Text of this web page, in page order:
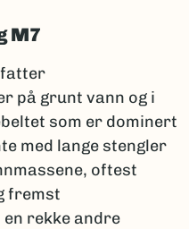
M7
på grunt vann og i
som er dominert
med lange stengler
oftest
fremst
en rekke andre